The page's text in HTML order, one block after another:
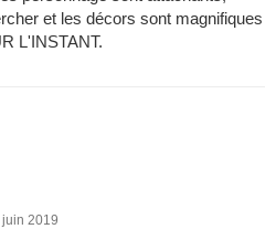
et les décors sont magnifiques
L'INSTANT.
2019